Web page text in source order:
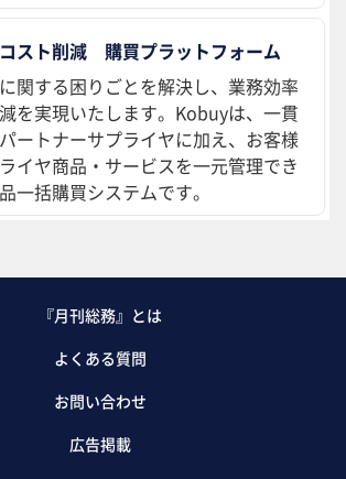
スト削減 購買プラットフォーム
関する困りごとを解決し、業務効率
を実現いたします。Kobuyは、一貫
ートナーサプライヤに加え、お客様
イヤ商品・サービスを一元管理でき
一括購買システムです。
『月刊総務』とは
よくある質問
お問い合わせ
広告掲載